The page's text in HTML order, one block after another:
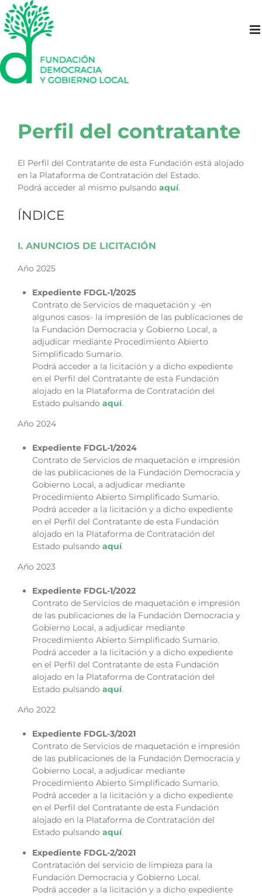
Saltar
al
contenido
Perfil del contratante
El Perfil del Contratante de esta Fundación está alojado
en la Plataforma de Contratación del Estado.
Podrá acceder al mismo pulsando aquí.
ÍNDICE
I. ANUNCIOS DE LICITACIÓN
Año 2025
Expediente FDGL-1/2025
Contrato de Servicios de maquetación y -en
algunos casos- la impresión de las publicaciones de
la Fundación Democracia y Gobierno Local, a
adjudicar mediante Procedimiento Abierto
Simplificado Sumario.
Podrá acceder a la licitación y a dicho expediente
en el Perfil del Contratante de esta Fundación
alojado en la Plataforma de Contratación del
Estado pulsando aquí.
Año 2024
Expediente FDGL-1/2024
Contrato de Servicios de maquetación e impresión
de las publicaciones de la Fundación Democracia y
Gobierno Local, a adjudicar mediante
Procedimiento Abierto Simplificado Sumario.
Podrá acceder a la licitación y a dicho expediente
en el Perfil del Contratante de esta Fundación
alojado en la Plataforma de Contratación del
Estado pulsando aquí.
Año 2023
Expediente FDGL-1/2022
Contrato de Servicios de maquetación e impresión
de las publicaciones de la Fundación Democracia y
Gobierno Local, a adjudicar mediante
Procedimiento Abierto Simplificado Sumario.
Podrá acceder a la licitación y a dicho expediente
en el Perfil del Contratante de esta Fundación
alojado en la Plataforma de Contratación del
Estado pulsando aquí.
Año 2022
Expediente FDGL-3/2021
Contrato de Servicios de maquetación e impresión
de las publicaciones de la Fundación Democracia y
Gobierno Local, a adjudicar mediante
Procedimiento Abierto Simplificado Sumario.
Podrá acceder a la licitación y a dicho expediente
en el Perfil del Contratante de esta Fundación
alojado en la Plataforma de Contratación del
Estado pulsando aquí.
Expediente FDGL-2/2021
Contratación del servicio de limpieza para la
Fundación Democracia y Gobierno Local.
Podrá acceder a la licitación y a dicho expediente